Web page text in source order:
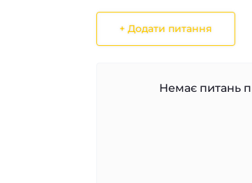
+ Додати питання
Немає питань